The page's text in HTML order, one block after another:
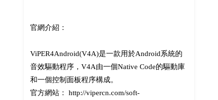
官網介紹：
ViPER4Android(V4A)是一款用於Android系統的
音效驅動程序，V4A由一個Native Code的驅動庫
和一個控制面板程序構成。
官方網站： http://vipercn.com/soft-